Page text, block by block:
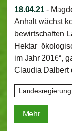
18.04.21 -
Anhalt wächst
bewirtschaften
Hektar
im Jahr 2016“,
Claudia
Landesregierung
Mehr